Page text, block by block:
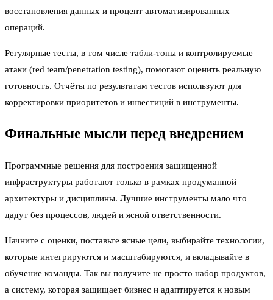
восстановления данных и процент автоматизированных
операций.
Регулярные тесты, в том числе табли-топы и контролируемые
атаки (red team/penetration testing), помогают оценить реальную
готовность. Отчёты по результатам тестов используют для
корректировки приоритетов и инвестиций в инструменты.
Финальные мысли перед внедрением
Программные решения для построения защищенной
инфраструктуры работают только в рамках продуманной
архитектуры и дисциплины. Лучшие инструменты мало что
дадут без процессов, людей и ясной ответственности.
Начните с оценки, поставьте ясные цели, выбирайте технологии,
которые интегрируются и масштабируются, и вкладывайте в
обучение команды. Так вы получите не просто набор продуктов,
а систему, которая защищает бизнес и адаптируется к новым